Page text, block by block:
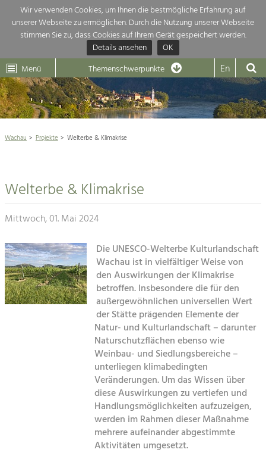
Wir verwenden Cookies, um Ihnen die bestmögliche Erfahrung auf
unserer Webseite zu ermöglichen. Durch die Nutzung unserer Webseite
stimmen Sie zu, dass Cookies auf Ihrem Gerät gespeichert werden.
Details ansehen
OK
Dunkelsteinerwald Klima
Menü Themenschwerpunkte En
Aktuelles
Weltkulturerbe Wachau 
Rückblick 25 Jahre Jubiläum
Architektur
Landwirtschaft & Tourismus
Projekte
Kirchen am Fluss
Themenübersicht
Die Regionalentwicklung in unserer Region ist sehr vielfältig. Deshalb
geben wir hier eine Übersicht über unsere Themenschwerpunkte. Für
mehr Informationen einfach das Thema anklicken und schon werden alle
Projekte in diesem Kontext angezeigt.
Natur- &
Baukultur
Land- & Forstwirtschaft
Bewirtschaftung und Pflege der
Kulturlandschaft.
Tourismus
Angebotsentwicklung und
Kunst & Kultur
Handwerk, Wissenschaft und Forschung.
Soziales, Bildung &
Gleichberechtigung, Jugend und
Mobilität & Energie
Wachau Projekte Welterbe & Klimakrise
Welterbe & Klimakrise
Mittwoch, 01. Mai 2024
Die UNESCO-Welterbe Kulturlandschaft
Wachau ist in vielfältiger Weise von
den Auswirkungen der Klimakrise
betroffen. Insbesondere die für den
außergewöhnlichen universellen Wert
der Stätte prägenden Elemente der
Natur- und Kulturlandschaft – darunter
Naturschutzflächen ebenso wie
Weinbau- und Siedlungsbereiche –
unterliegen klimabedingten
Veränderungen. Um das Wissen über
diese Auswirkungen zu vertiefen und
Handlungsmöglichkeiten aufzuzeigen,
werden im Rahmen dieser Maßnahme
mehrere aufeinander abgestimmte
Aktivitäten umgesetzt.